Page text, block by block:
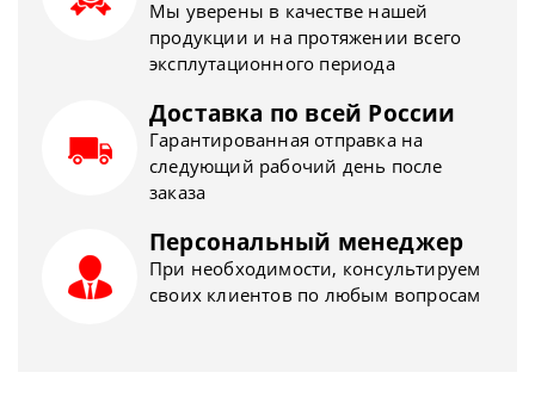
Мы уверены в качестве нашей
продукции и на протяжении всего
эксплутационного периода
Доставка по всей России
Гарантированная отправка на
следующий рабочий день после
заказа
Персональный менеджер
При необходимости, консультируем
своих клиентов по любым вопросам